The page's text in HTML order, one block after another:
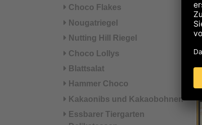
Choco Flakes
Nougatriegel
Nutting Hill Riegel
Choco Lollys
Blattsalat
Hammer Choco
Kakaonibs und Kakaobohnen
Essbarer Tiergarten